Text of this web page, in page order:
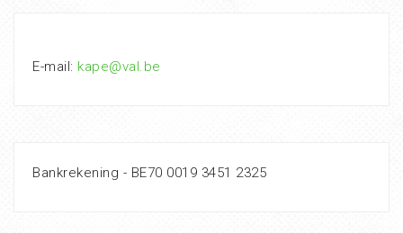
E-mail: kape@val.be
Bankrekening - BE70 0019 3451 2325